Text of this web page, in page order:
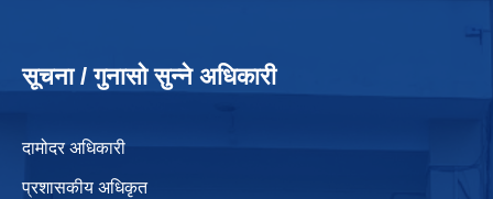
सूचना / गुनासो सुन्ने अधिकारी
दामोदर अधिकारी
प्रशासकीय अधिकृत